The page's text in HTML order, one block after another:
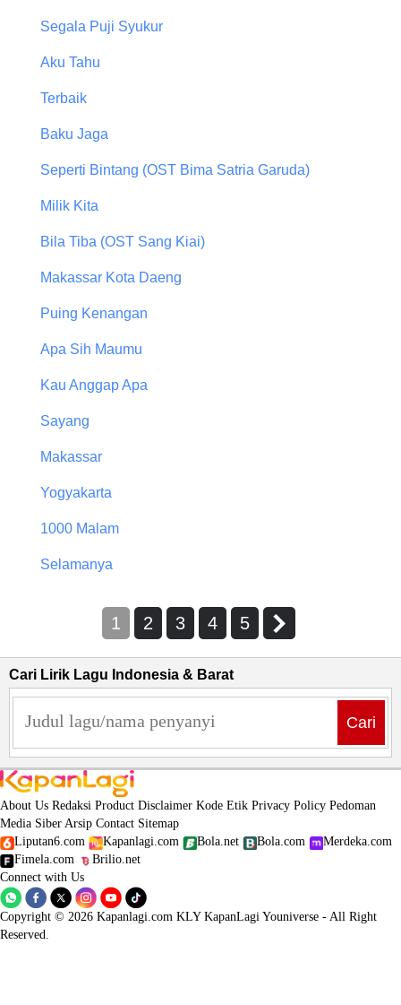
Segala Puji Syukur
Aku Tahu
Terbaik
Baku Jaga
Seperti Bintang (OST Bima Satria Garuda)
Milik Kita
Bila Tiba (OST Sang Kiai)
Makassar Kota Daeng
Puing Kenangan
Apa Sih Maumu
Kau Anggap Apa
Sayang
Makassar
Yogyakarta
1000 Malam
Selamanya
1 2 3 4 5
Cari Lirik Lagu Indonesia & Barat
Cari
About Us Redaksi Product Disclaimer Kode Etik Privacy Policy Pedoman
Media Siber Arsip Contact Sitemap
Liputan6.com
Kapanlagi.com Bola.net Bola.com
Merdeka.com
Fimela.com
Brilio.net
Connect with Us
Copyright © 2026 Kapanlagi.com KLY KapanLagi Youniverse - All Right
Reserved.